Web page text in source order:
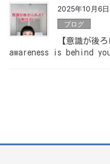
2025年10月6日
ブログ
【意識が後
awareness is behind